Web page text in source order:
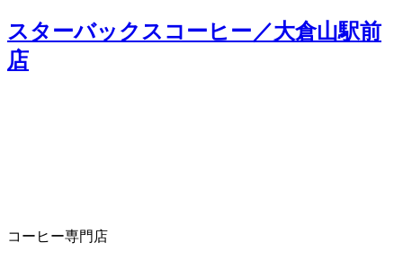
スターバックスコーヒー／大倉山駅前
店
コーヒー専門店